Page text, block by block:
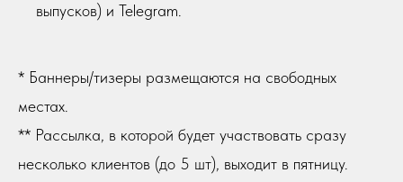
выпусков) и Telegram.
* Баннеры/тизеры размещаются на свободных
местах.
** Рассылка, в которой будет участвовать сразу
несколько клиентов (до 5 шт), выходит в пятницу.